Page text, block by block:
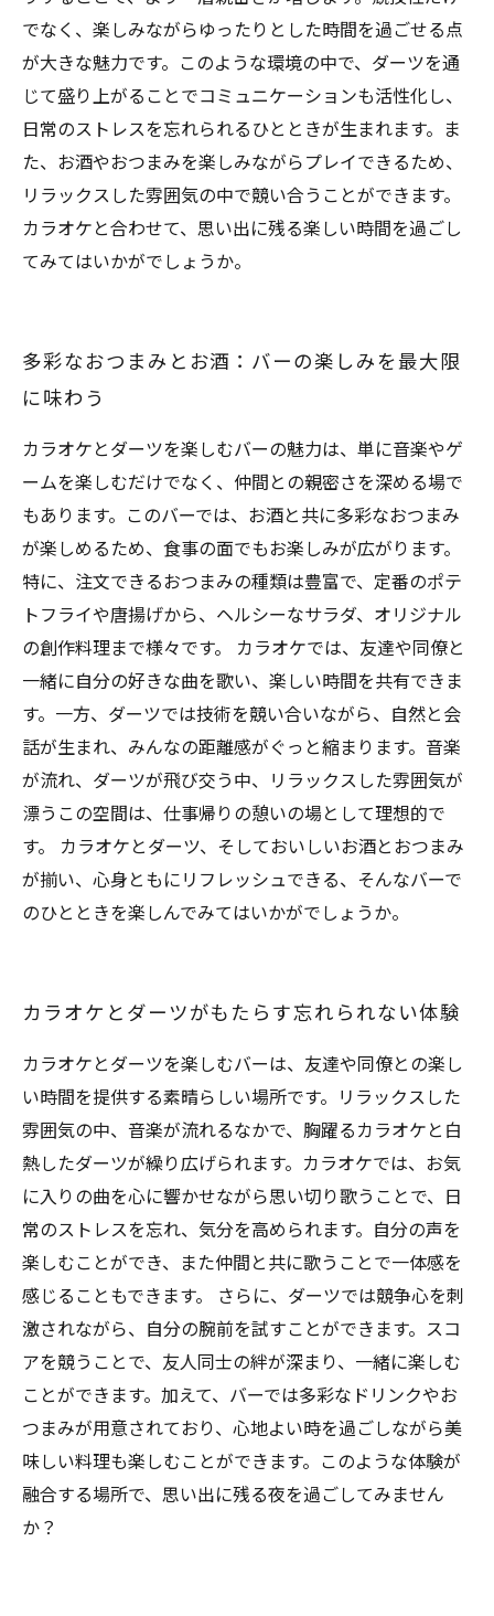
でなく、楽しみながらゆったりとした時間を過ごせる点
が大きな魅力です。このような環境の中で、ダーツを通
じて盛り上がることでコミュニケーションも活性化し、
日常のストレスを忘れられるひとときが生まれます。ま
た、お酒やおつまみを楽しみながらプレイできるため、
リラックスした雰囲気の中で競い合うことができます。
カラオケと合わせて、思い出に残る楽しい時間を過ごし
てみてはいかがでしょうか。
多彩なおつまみとお酒：バーの楽しみを最大限
に味わう
カラオケとダーツを楽しむバーの魅力は、単に音楽やゲ
ームを楽しむだけでなく、仲間との親密さを深める場で
もあります。このバーでは、お酒と共に多彩なおつまみ
が楽しめるため、食事の面でもお楽しみが広がります。
特に、注文できるおつまみの種類は豊富で、定番のポテ
トフライや唐揚げから、ヘルシーなサラダ、オリジナル
の創作料理まで様々です。 カラオケでは、友達や同僚と
一緒に自分の好きな曲を歌い、楽しい時間を共有できま
す。一方、ダーツでは技術を競い合いながら、自然と会
話が生まれ、みんなの距離感がぐっと縮まります。音楽
が流れ、ダーツが飛び交う中、リラックスした雰囲気が
漂うこの空間は、仕事帰りの憩いの場として理想的で
す。 カラオケとダーツ、そしておいしいお酒とおつまみ
が揃い、心身ともにリフレッシュできる、そんなバーで
のひとときを楽しんでみてはいかがでしょうか。
カラオケとダーツがもたらす忘れられない体験
カラオケとダーツを楽しむバーは、友達や同僚との楽し
い時間を提供する素晴らしい場所です。リラックスした
雰囲気の中、音楽が流れるなかで、胸躍るカラオケと白
熱したダーツが繰り広げられます。カラオケでは、お気
に入りの曲を心に響かせながら思い切り歌うことで、日
常のストレスを忘れ、気分を高められます。自分の声を
楽しむことができ、また仲間と共に歌うことで一体感を
感じることもできます。 さらに、ダーツでは競争心を刺
激されながら、自分の腕前を試すことができます。スコ
アを競うことで、友人同士の絆が深まり、一緒に楽しむ
ことができます。加えて、バーでは多彩なドリンクやお
つまみが用意されており、心地よい時を過ごしながら美
味しい料理も楽しむことができます。このような体験が
融合する場所で、思い出に残る夜を過ごしてみません
か？